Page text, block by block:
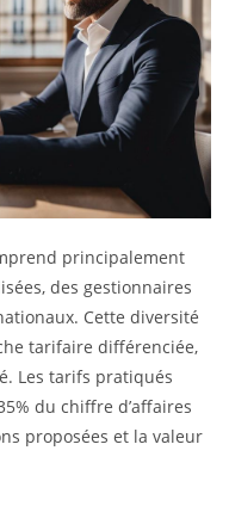
principalement
des gestionnaires
Cette diversité
tarifaire différenciée,
Les tarifs pratiqués
du chiffre d’affaires
proposées et la valeur